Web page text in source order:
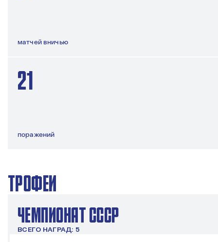
матчей вничью
21
поражений
ТРОФЕИ
ЧЕМПИОНАТ СССР
ВСЕГО НАГРАД: 5